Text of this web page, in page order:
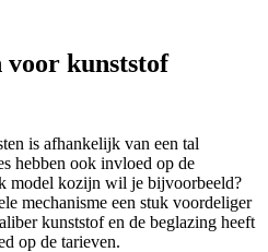
voor kunststof
is afhankelijk van een tal
hebben ook invloed op de
model kozijn wil je bijvoorbeeld?
mechanisme een stuk voordeliger
kunststof en de beglazing heeft
op de tarieven.